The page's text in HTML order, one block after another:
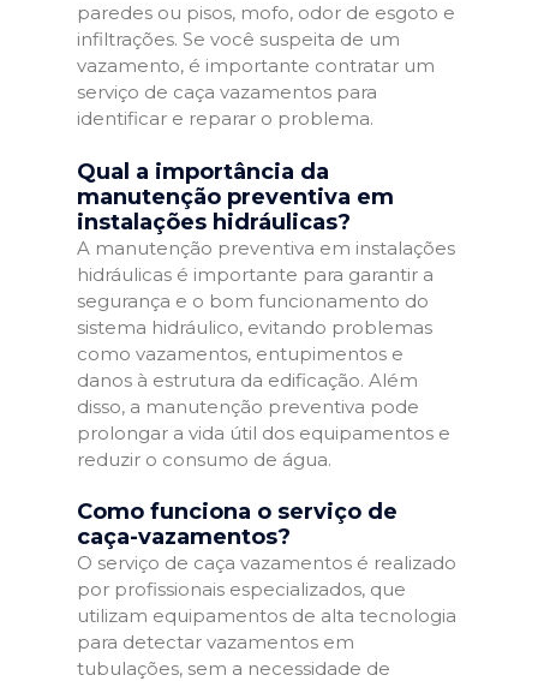
paredes ou pisos, mofo, odor de esgoto e
infiltrações. Se você suspeita de um
vazamento, é importante contratar um
serviço de caça vazamentos para
identificar e reparar o problema.
Qual a importância da
manutenção preventiva em
instalações hidráulicas?
A manutenção preventiva em instalações
hidráulicas é importante para garantir a
segurança e o bom funcionamento do
sistema hidráulico, evitando problemas
como vazamentos, entupimentos e
danos à estrutura da edificação. Além
disso, a manutenção preventiva pode
prolongar a vida útil dos equipamentos e
reduzir o consumo de água.
Como funciona o serviço de
caça-vazamentos?
O serviço de caça vazamentos é realizado
por profissionais especializados, que
utilizam equipamentos de alta tecnologia
para detectar vazamentos em
tubulações, sem a necessidade de